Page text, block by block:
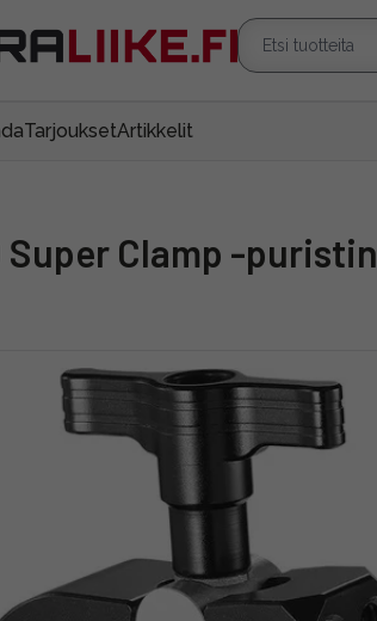
TarjouksetArtikkelit
Super Clamp -puristin